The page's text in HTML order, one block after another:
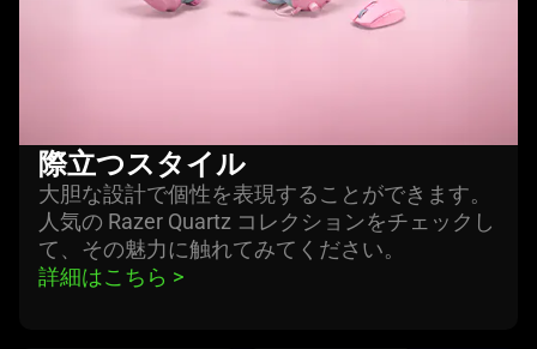
際立つスタイル
大胆な設計で個性を表現することができます。
人気の Razer Quartz コレクションをチェックし
て、その魅力に触れてみてください。
詳細はこちら >